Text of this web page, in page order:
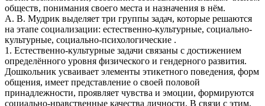
обществ, понимания своего места и назначения в нём.
А. В. Мудрик выделяет три группы задач, которые решаются
на этапе социализации: естественно-культурные, социально-
культурные, социально-психологические .
1. Естественно-культурные задачи связаны с достижением
определённого уровня физического и гендерного развития.
Дошкольник усваивает элементы этикетного поведения, форм
общения, имеет представление о своей половой
принадлежности, проявляет чувства и эмоции, формируются
социально-нравственные качества личности. В связи с этим,